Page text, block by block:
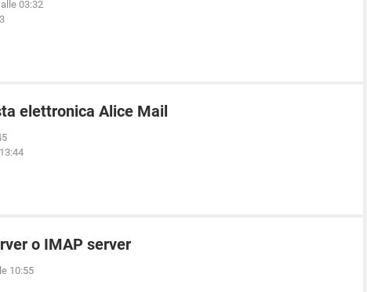
03:32
elettronica Alice Mail
o IMAP server
10:55